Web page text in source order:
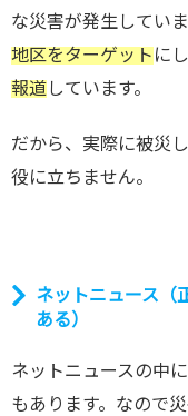
な災害が発生してい
地区をターゲット に
報道しています。
だから、実際に被災
役に立ちません。
ネットニュース（
ある）
ネットニュースの中
もあります。なので